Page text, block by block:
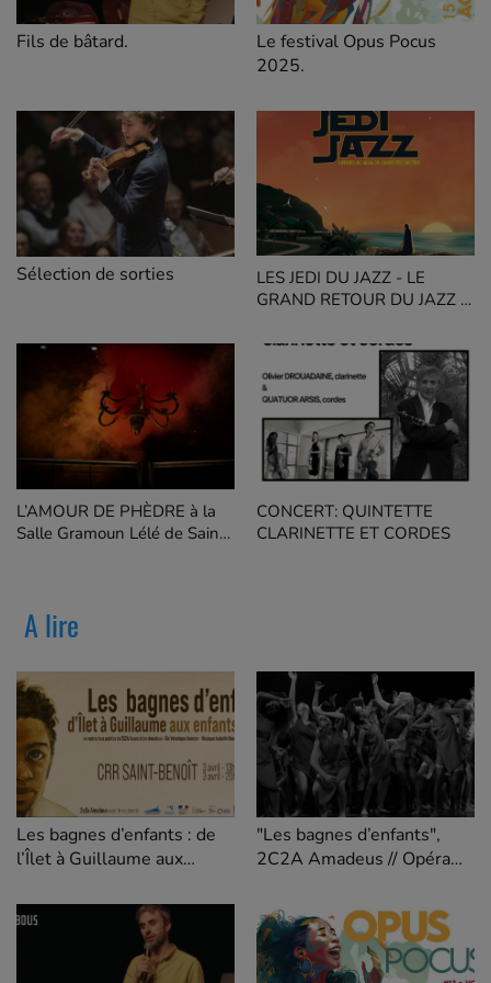
Fils de bâtard.
Le festival Opus Pocus
2025.
Sélection de sorties
LES JEDI DU JAZZ - LE
GRAND RETOUR DU JAZZ À
L’AMOUR DE PHÈDRE à la
Salle Gramoun Lélé de Saint-
CONCERT: QUINTETTE
CLARINETTE ET CORDES
A lire
Les bagnes d’enfants : de
l’Îlet à Guillaume aux
"Les bagnes d’enfants",
2C2A Amadeus // Opéra